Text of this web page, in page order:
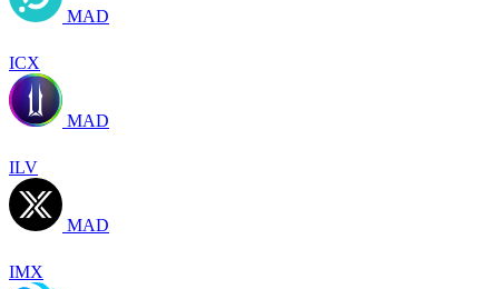
MAD
ICX
MAD
ILV
MAD
IMX